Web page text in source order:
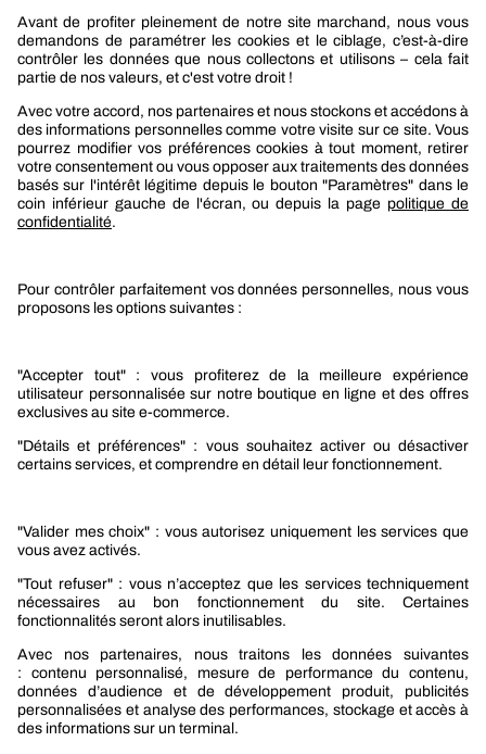
Berner
Boutique Berner
Boutique Berner Industry Services
Le groupe Berner
Nos produits
Sélection produits automobile
Sélection produits bâtiment
Promotions
Nouveautés mobilité
Nouveautés construction
CARRIÈRES
NOTRE OFFRE
Entre vous et nous